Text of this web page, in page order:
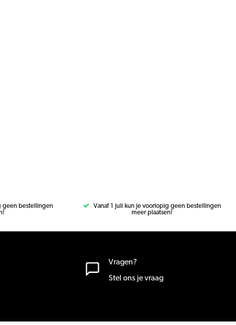
geen bestellingen
Vanaf 1 juli kun je voorlopig geen bestellingen
meer plaatsen!
Vragen?
Stel ons je vraag